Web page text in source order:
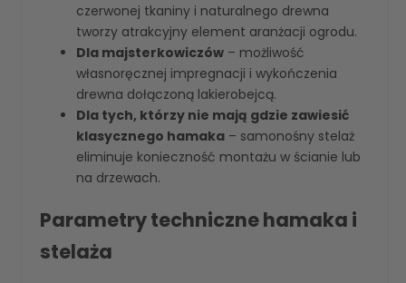
czerwonej tkaniny i naturalnego drewna
tworzy atrakcyjny element aranżacji ogrodu.
Dla majsterkowiczów – możliwość
własnoręcznej impregnacji i wykończenia
drewna dołączoną lakierobejcą.
Dla tych, którzy nie mają gdzie zawiesić
klasycznego hamaka – samonośny stelaż
eliminuje konieczność montażu w ścianie lub
na drzewach.
Parametry techniczne hamaka i
stelaża